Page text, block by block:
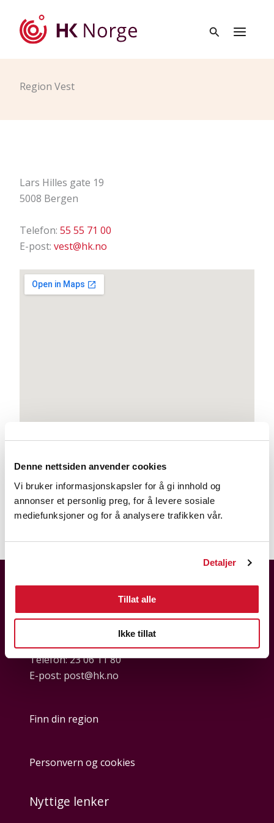
Denne nettsiden anvender cookies
Vi bruker informasjonskapsler for å gi innhold og
annonser et personlig preg, for å levere sosiale
mediefunksjoner og for å analysere trafikken vår.
Detaljer
Tillat alle
Ikke tillat
Region Vest
Lars Hilles gate 19
5008 Bergen
Telefon: 55 55 71 00
E-post: vest@hk.no
LinkedIn Facebook
Kontakt hovedkontoret
Telefon:23 06 11 80
E-post: post@hk.no
Finn din region
Personvern og cookies
Nyttige lenker